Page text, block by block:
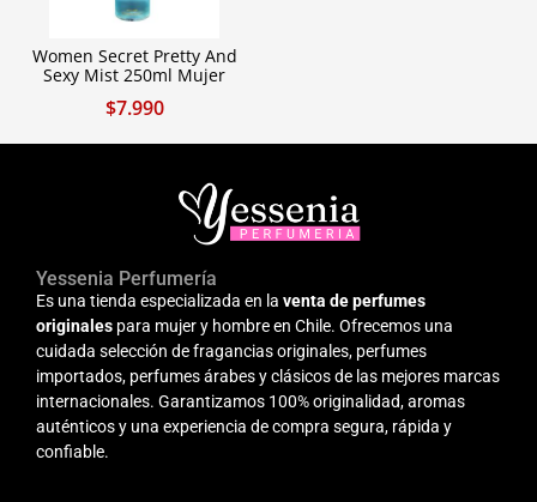
Women Secret Pretty And
Sexy Mist 250ml Mujer
$7.990
Yessenia Perfumería
Es una tienda especializada en la venta de perfumes
originales para mujer y hombre en Chile. Ofrecemos una
cuidada selección de fragancias originales, perfumes
importados, perfumes árabes y clásicos de las mejores marcas
internacionales. Garantizamos 100% originalidad, aromas
auténticos y una experiencia de compra segura, rápida y
confiable.